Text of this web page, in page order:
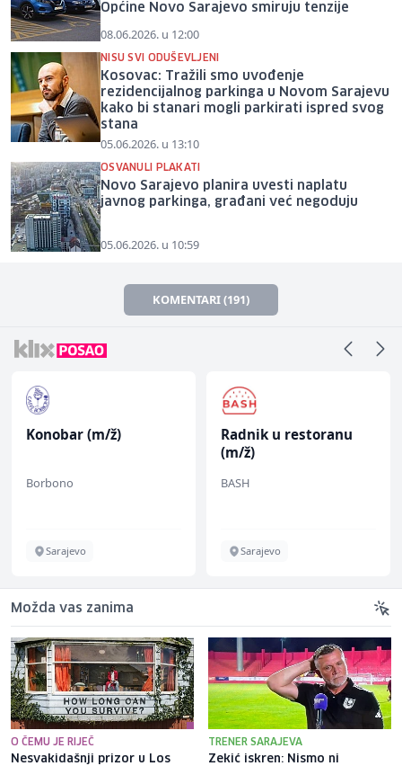
Općine Novo Sarajevo smiruju tenzije
08.06.2026. u 12:00
NISU SVI ODUŠEVLJENI
Kosovac: Tražili smo uvođenje
rezidencijalnog parkinga u Novom Sarajevu
kako bi stanari mogli parkirati ispred svog
stana
05.06.2026. u 13:10
OSVANULI PLAKATI
Novo Sarajevo planira uvesti naplatu
javnog parkinga, građani već negoduju
05.06.2026. u 10:59
KOMENTARI (191)
Konobar (m/ž)
Borbono
Sarajevo
Radnik u restoranu
(m/ž)
BASH
Sarajevo
Možda vas zanima
O ČEMU JE RIJEČ
Nesvakidašnji prizor u Los
TRENER SARAJEVA
Zekić iskren: Nismo ni